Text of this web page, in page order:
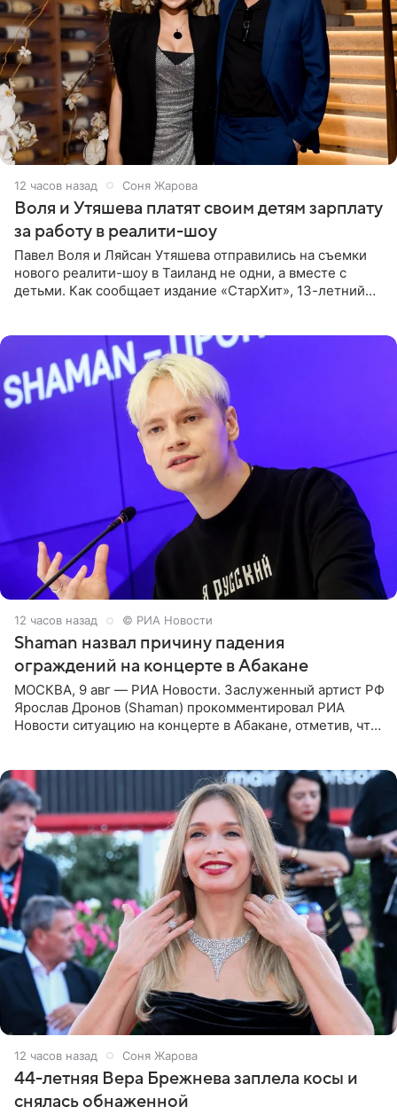
12 часов назад Соня Жарова
Воля и Утяшева платят своим детям зарплату
за работу в реалити-шоу
Павел Воля и Ляйсан Утяшева отправились на съемки
нового реалити-шоу в Таиланд не одни, а вместе с
детьми. Как сообщает издание «СтарХит», 13-летний
12 часов назад © РИА Новости
Shaman назвал причину падения
ограждений на концерте в Абакане
МОСКВА, 9 авг — РИА Новости. Заслуженный артист РФ
Ярослав Дронов (Shaman) прокомментировал РИА
Новости ситуацию на концерте в Абакане, отметив, что
12 часов назад Соня Жарова
44-летняя Вера Брежнева заплела косы и
снялась обнаженной